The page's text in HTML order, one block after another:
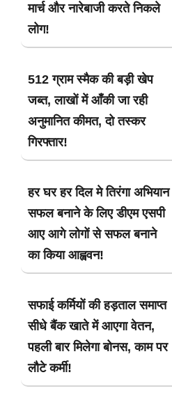
मार्च और नारेबाजी करते निकले
लोग!
512 ग्राम स्मैक की बड़ी खेप
जब्त, लाखों में आँकी जा रही
अनुमानित कीमत, दो तस्कर
गिरफ्तार!
हर घर हर दिल मे तिरंगा अभियान
सफल बनाने के लिए डीएम एसपी
आए आगे लोगों से सफल बनाने
का किया आह्ववन!
सफाई कर्मियों की हड़ताल समाप्त
सीधे बैंक खाते में आएगा वेतन,
पहली बार मिलेगा बोनस, काम पर
लौटे कर्मी!